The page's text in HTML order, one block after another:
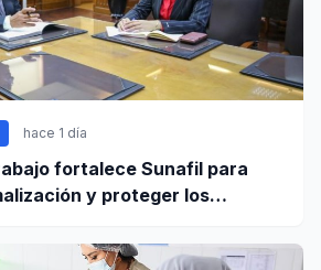
hace 1 día
fortalece Sunafil para
y proteger los